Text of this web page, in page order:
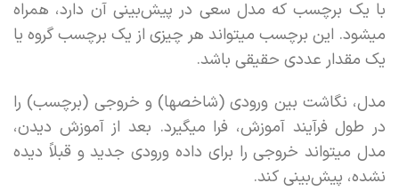
با یک برچسب که مدل سعی در پیش‌بینی آن دارد، همراه
میشود. این برچسب میتواند هر چیزی از یک برچسب گروه یا
یک مقدار عددی حقیقی باشد.
مدل، نگاشت بین ورودی (شاخصها) و خروجی (برچسب) را
در طول فرآیند آموزش،‌ فرا میگیرد. بعد از آموزش دیدن،
مدل میتواند خروجی را برای داده ورودی جدید و قبلاً دیده
نشده، پیش‌بینی کند.